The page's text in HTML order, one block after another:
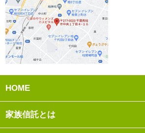
HOME
家族信託とは